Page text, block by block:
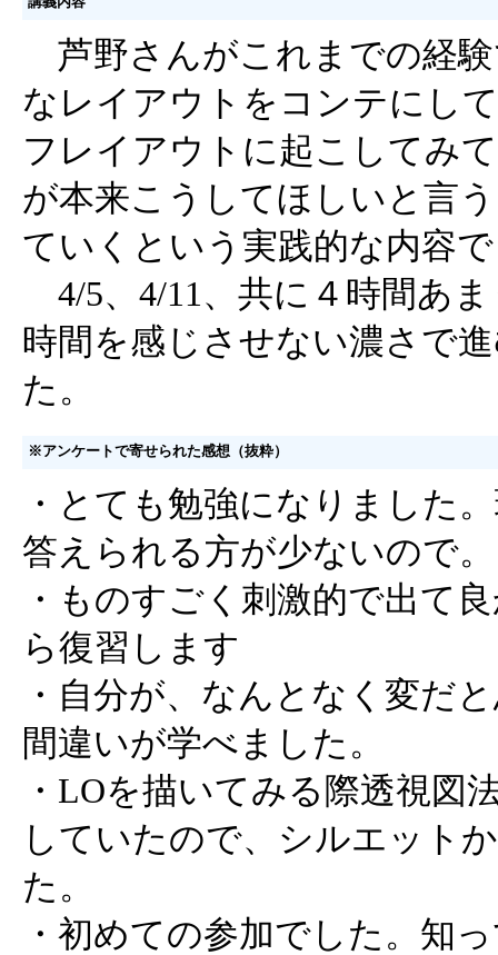
芦野さんがこれまでの経
なレイアウトをコンテにし
フレイアウトに起こしてみ
が本来こうしてほしいと言
ていくという実践的な内容
4/5、4/11、共に４時間あ
時間を感じさせない濃さで
た。
※アンケートで寄せられた感想（抜粋）
・とても勉強になりました
答えられる方が少ないので。
・ものすごく刺激的で出て
ら復習します
・自分が、なんとなく変だ
間違いが学べました。
・LOを描いてみる際透視図
していたので、シルエット
た。
・初めての参加でした。知